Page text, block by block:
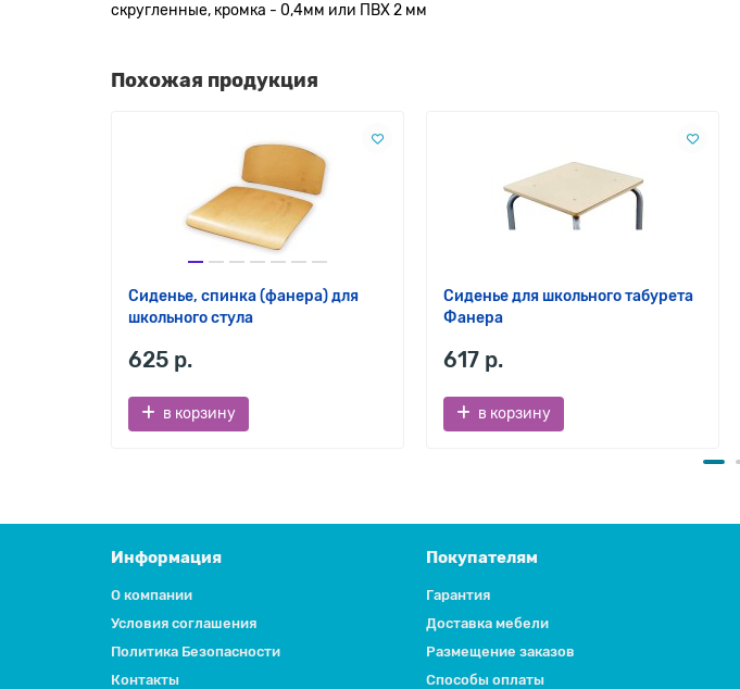
скругленные, кромка - 0,4мм или ПВХ 2 мм
Похожая продукция
Сиденье, спинка (фанера) для
школьного стула
625 р.
в корзину
Сиденье для школьного табурета
Фанера
617 р.
в корзину
Информация
О компании
Условия соглашения
Политика Безопасности
Контакты
Покупателям
Гарантия
Доставка мебели
Размещение заказов
Способы оплаты